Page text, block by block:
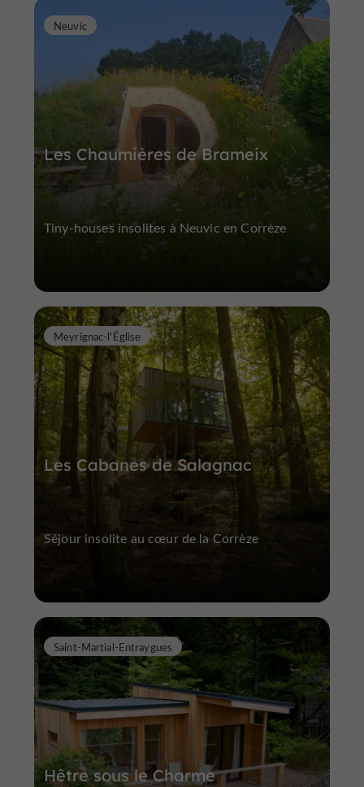
Les Chaumières de Brameix
Neuvic
Tiny-houses insolites à Neuvic en Corrèze
Les Cabanes de Salagnac
Meyrignac-l'Église
Séjour insolite au cœur de la Corrèze
Hêtre sous le Charme
Saint-Martial-Entraygues